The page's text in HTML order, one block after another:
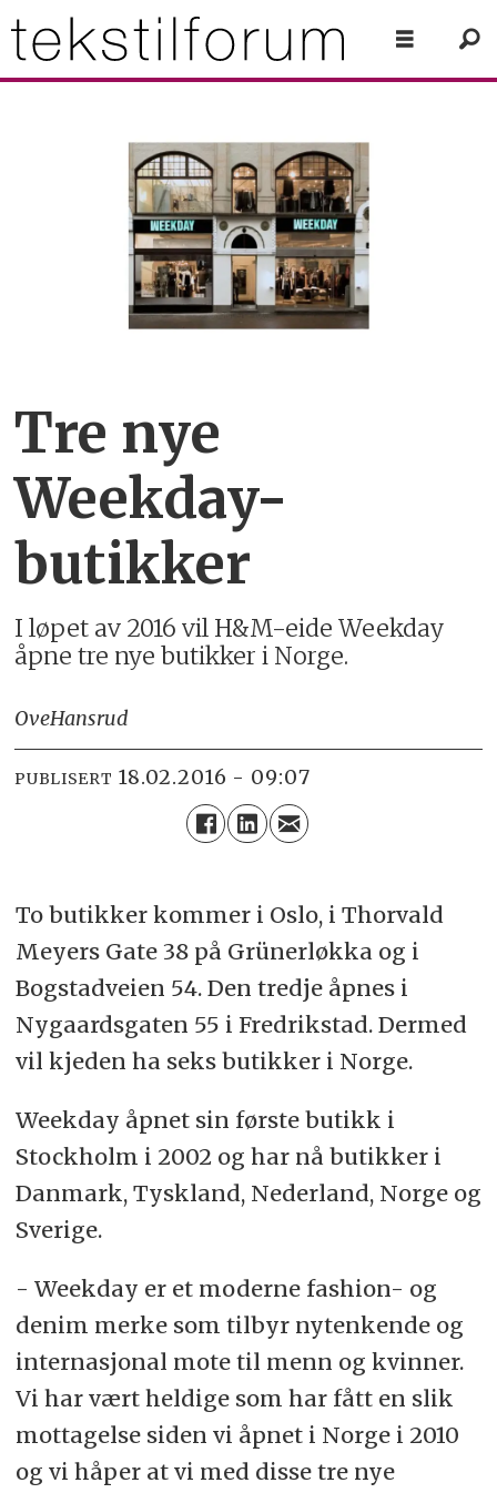
Tre nye
Weekday-
butikker
I løpet av 2016 vil H&M-eide Weekday
åpne tre nye butikker i Norge.
OveHansrud
PUBLISERT 18.02.2016 - 09:07
To butikker kommer i Oslo, i Thorvald
Meyers Gate 38 på Grünerløkka og i
Bogstadveien 54. Den tredje åpnes i
Nygaardsgaten 55 i Fredrikstad. Dermed
vil kjeden ha seks butikker i Norge.
Weekday åpnet sin første butikk i
Stockholm i 2002 og har nå butikker i
Danmark, Tyskland, Nederland, Norge og
Sverige.
- Weekday er et moderne fashion- og
denim merke som tilbyr nytenkende og
internasjonal mote til menn og kvinner.
Vi har vært heldige som har fått en slik
mottagelse siden vi åpnet i Norge i 2010
og vi håper at vi med disse tre nye